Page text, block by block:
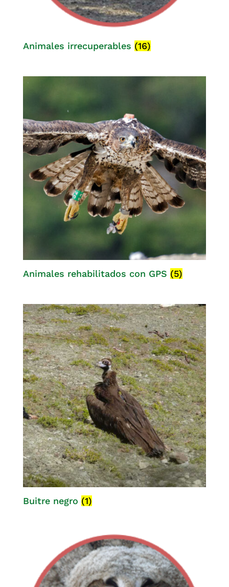
Animales irrecuperables (16)
Animales rehabilitados con GPS (5)
Buitre negro (1)